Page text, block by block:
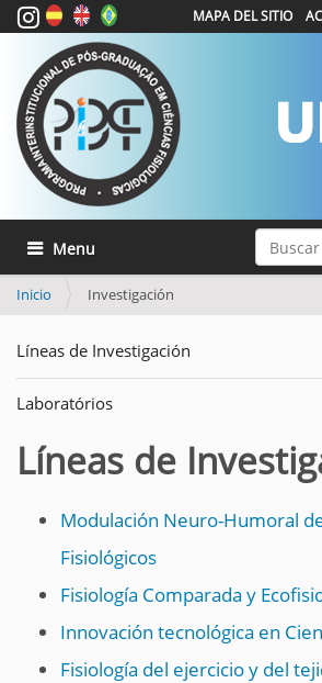
Búsqueda
MAPA DEL SITIO
Mostrar/Ocultar navegación
Inicio Investigación
Líneas de Investigación
Laboratórios
Líneas de
Modulación Neuro-Humoral
Fisiológicos
Fisiología Comparada y
Innovación tecnológica en
Fisiología del ejercicio y del